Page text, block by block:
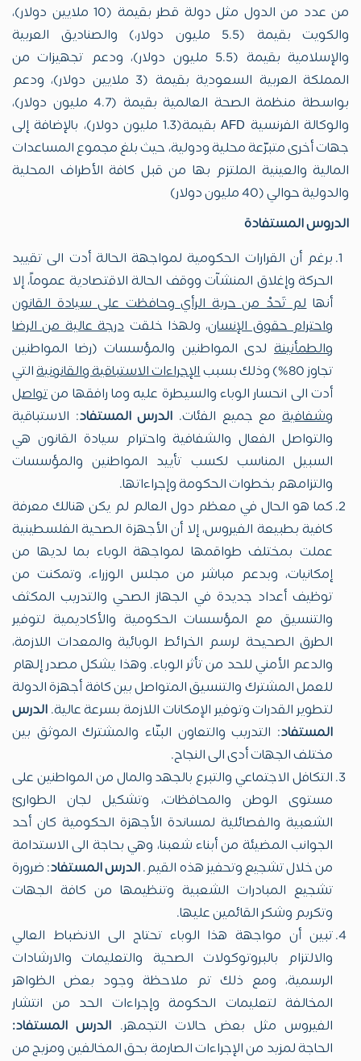
من عدد من الدول مثل دولة قطر بقيمة (10 ملايين دولار)،
والكويت بقيمة (5.5 مليون دولار،) والصناديق العربية
والإسلامية بقيمة (5.5 مليون دولار)، ودعم تجهيزات من
المملكة العربية السعودية بقيمة (3 ملايين دولار)، ودعم
بواسطة منظمة الصحة العالمية بقيمة (4.7 مليون دولار)،
والوكالة الفرنسية AFD بقيمة(1.3 مليون دولار)، بالإضافة إلى
جهات أخرى متبرّعة محلية ودولية، حيث بلغ مجموع المساعدات
المالية والعينية الملتزم بها من قبل كافة الأطراف المحلية
والدولية حوالي (40 مليون دولار)
الدروس المستفادة
برغم أن القرارات الحكومية لمواجهة الحالة أدت الى تقييد
الحركة وإغلاق المنشآت ووقف الحالة الاقتصادية عموماً، إلا
أنهالم تَحدْ من حرية الرأي وحافظت على سيادة القانون
واحترام حقوق الإنسان، ولهذا خلقتدرجة عالية من الرضا
والطمأنينة لدى المواطنين والمؤسسات (رضا المواطنين
تجاوز 80%) وذلك بسبب
الإجراءات الاستباقية والقانونيةالتي
أدت الى انحسار الوباء والسيطرة عليه وما رافقها منتواصل
وشفافيةمع جميع الفئات. الدرس المستفاد: الاستباقية
والتواصل الفعال والشفافية واحترام سيادة القانون هي
السبيل المناسب لكسب تأييد المواطنين والمؤسسات
والتزامهم بخطوات الحكومة وإجراءاتها.
كما هو الحال في معظم دول العالم لم يكن هنالك معرفة
كافية بطبيعة الفيروس، إلا أن الأجهزة الصحية الفلسطينية
عملت بمختلف طواقمها لمواجهة الوباء بما لديها من
إمكانيات، وبدعم مباشر من مجلس الوزراء، وتمكنت من
توظيف أعداد جديدة في الجهاز الصحي والتدريب المكثف
والتنسيق مع المؤسسات الحكومية والأكاديمية لتوفير
الطرق الصحيحة لرسم الخرائط الوبائية والمعدات اللازمة،
والدعم الأمني للحد من تأثر الوباء. وهذا يشكل مصدر إلهام
للعمل المشترك والتنسيق المتواصل بين كافة أجهزة الدولة
لتطوير القدرات وتوفير الإمكانات اللازمة بسرعة عالية. الدرس
المستفاد: التدريب والتعاون البنّاء والمشترك الموثق بين
مختلف الجهات أدى الى النجاح.
التكافل الاجتماعي والتبرع بالجهد والمال من المواطنين على
مستوى الوطن والمحافظات، وتشكيل لجان الطوارئ
الشعبية والفصائلية لمساندة الأجهزة الحكومية كان أحد
الجوانب المضيئة من أبناء شعبنا، وهي بحاجة الى الاستدامة
من خلال تشجيع وتحفيز هذه القيم.الدرس المستفاد: ضرورة
تشجيع المبادرات الشعبية وتنظيمها من كافة الجهات
وتكريم وشكر القائمين عليها.
تبين أن مواجهة هذا الوباء تحتاج الى الانضباط العالي
والالتزام بالبروتوكولات الصحية والتعليمات والارشادات
الرسمية، ومع ذلك تم ملاحظة وجود بعض الظواهر
المخالفة لتعليمات الحكومة وإجراءات الحد من انتشار
الفيروس مثل بعض حالات التجمهر. الدرس المستفاد:
الحاجة لمزيد من الإجراءات الصارمة بحق المخالفين ومزيج من